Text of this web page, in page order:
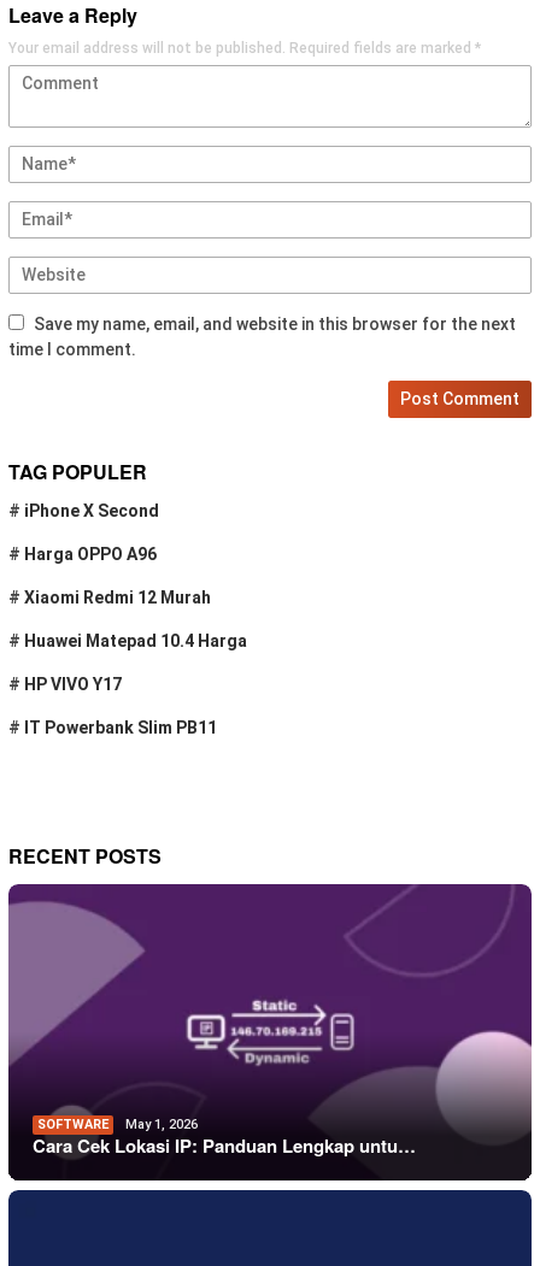
Leave a Reply
Your email address will not be published. Required fields are marked *
Save my name, email, and website in this browser for the next
time I comment.
TAG POPULER
# iPhone X Second
# Harga OPPO A96
# Xiaomi Redmi 12 Murah
# Huawei Matepad 10.4 Harga
# HP VIVO Y17
# IT Powerbank Slim PB11
RECENT POSTS
SOFTWARE May 1, 2026
Cara Cek Lokasi IP: Panduan Lengkap untu…